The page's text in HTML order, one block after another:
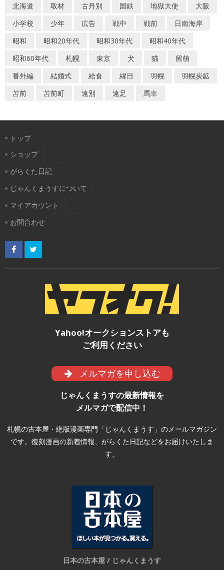
北海道
取材 古丹別 国鉄 地獄大使
大阪
小学校
少年 広告 戦中 戦前
日南海岸
昭和
昭和20年代 昭和30年代
昭和40年代
昭和60年代
札幌 東京 犬 猫
留萌
番外編
結婚式 給食 縁日 羽幌
羽幌炭鉱
苫前
苫前町 遠別 遠足 馬車
トップ
ショップ
がらくた日記
じゃんくまうすについて
マイアカウント
お問合わせ
Yahoo!オークションストアも
ご利用ください
メルマガを申し込む
じゃんくまうすの最新情報を
メルマガで配信中！
札幌の古本屋・絶版漫画専門「じゃんくまうす」のメールマガジン
です。復刻漫画の新着情報、がらくた日記などをお届けいたしま
す。
日本の古本屋 / じゃんくまうす